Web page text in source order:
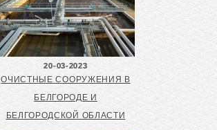
20-03-2023
ОЧИСТНЫЕ СООРУЖЕНИЯ В
БЕЛГОРОДЕ И
БЕЛГОРОДСКОЙ ОБЛАСТИ